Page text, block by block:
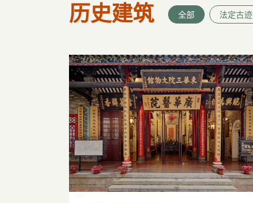
历史建筑 全部 法定古迹